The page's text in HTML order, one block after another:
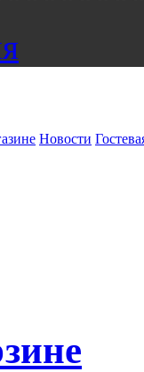
Новости